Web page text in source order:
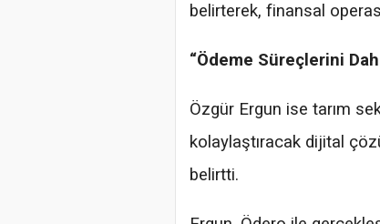
belirterek, finansal
“Ödeme Süreçlerini
Özgür Ergun ise tarım
kolaylaştıracak dijital
belirtti.